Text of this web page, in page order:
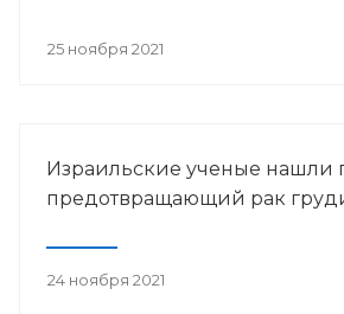
25 ноября 2021
Израильские ученые нашли
предотвращающий рак
24 ноября 2021